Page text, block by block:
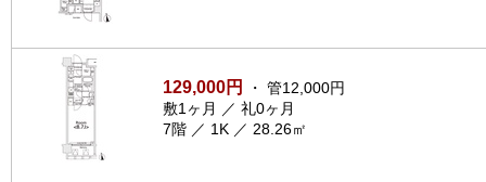
129,000円
・ 管12,000円
敷1ヶ月 ／ 礼0ヶ月
7階 ／ 1K ／ 28.26㎡